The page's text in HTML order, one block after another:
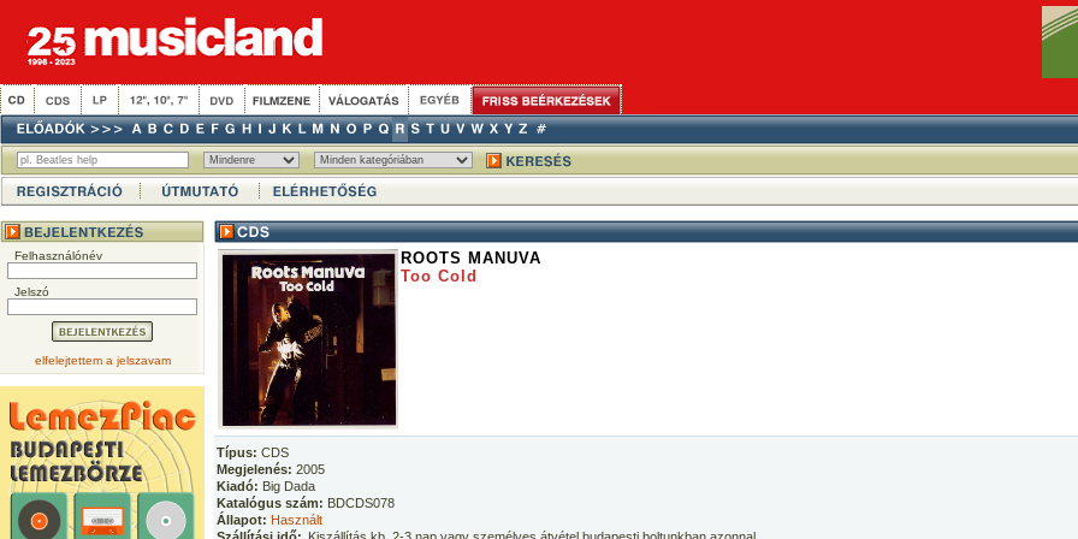
Felhasználónév
Jelszó
elfelejtettem a jelszavam
ROOTS MANUVA
Too Cold
Típus: CDS
Megjelenés: 2005
Kiadó: Big Dada
Katalógus szám: BDCDS078
Állapot: Használt